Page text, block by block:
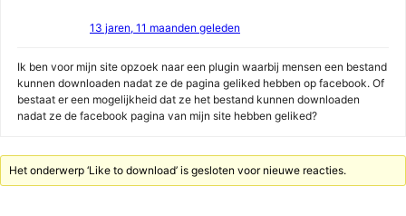
13 jaren, 11 maanden geleden
Ik ben voor mijn site opzoek naar een plugin waarbij mensen een bestand
kunnen downloaden nadat ze de pagina geliked hebben op facebook. Of
bestaat er een mogelijkheid dat ze het bestand kunnen downloaden
nadat ze de facebook pagina van mijn site hebben geliked?
Het onderwerp ‘Like to download’ is gesloten voor nieuwe reacties.